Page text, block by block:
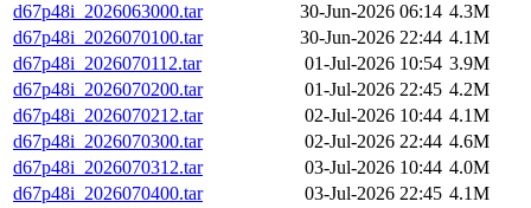
d67p48i_2026063000.tar
30-Jun-2026 06:14 4.3M
d67p48i_2026070100.tar
30-Jun-2026 22:44 4.1M
d67p48i_2026070112.tar
01-Jul-2026 10:54 3.9M
d67p48i_2026070200.tar
01-Jul-2026 22:45 4.2M
d67p48i_2026070212.tar
02-Jul-2026 10:44 4.1M
d67p48i_2026070300.tar
02-Jul-2026 22:44 4.6M
d67p48i_2026070312.tar
03-Jul-2026 10:44 4.0M
d67p48i_2026070400.tar
03-Jul-2026 22:45 4.1M